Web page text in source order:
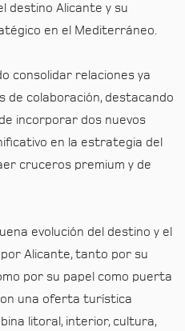
destino Alicante y su
en el Mediterráneo.
consolidar relaciones ya
de colaboración, destacando
incorporar dos nuevos
en la estrategia del
cruceros premium y de
evolución del destino y el
Alicante, tanto por su
por su papel como puerta
una oferta turística
litoral, interior, cultura,